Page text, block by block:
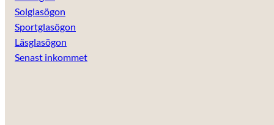
Solglasögon
Sportglasögon
Läsglasögon
Senast inkommet
anpassat innehåll
och erbjudanden.